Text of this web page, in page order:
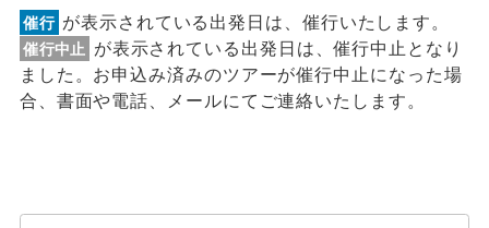
催行 が表示されている出発日は、催行いたします。
催行中止
が表示されている出発日は、催行中止となり
ました。お申込み済みのツアーが催行中止になった場
合、書面や電話、メールにてご連絡いたします。